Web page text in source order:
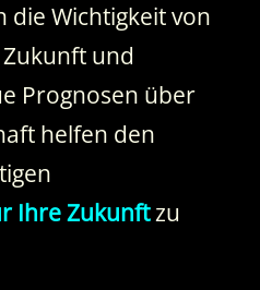
die Wichtigkeit von
und
Prognosen über
helfen den
Ihre Zukunftzu